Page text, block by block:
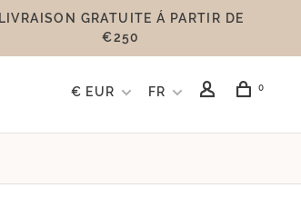
LIVRAISON GRATUITE Á PARTIR DE
€250
€ EUR FR 0